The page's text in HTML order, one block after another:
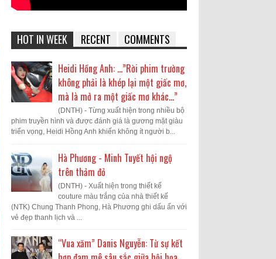
HOT IN WEEK RECENT COMMENTS
Heidi Hồng Anh: …”Rời phim trường
không phải là khép lại một giấc mơ,
mà là mở ra một giấc mơ khác...”
(DNTH) - Từng xuất hiện trong nhiều bộ
phim truyền hình và được đánh giá là gương mặt giàu
triển vọng, Heidi Hồng Anh khiến không ít người b...
Hà Phương - Minh Tuyết hội ngộ
trên thảm đỏ
(DNTH) - Xuất hiện trong thiết kế
couture màu trắng của nhà thiết kế
(NTK) Chung Thanh Phong, Hà Phương ghi dấu ấn với
vẻ đẹp thanh lịch và ...
“Vua xăm” Danis Nguyễn: Từ sự kết